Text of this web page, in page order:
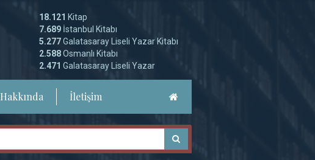
18.121 Kitap
7.689 İstanbul Kitabı
5.277Galatasaray Liseli Yazar Kitabı
2.588Osmanlı Kitabı
2.471 Galatasaray Liseli Yazar
Hakkında İletişim